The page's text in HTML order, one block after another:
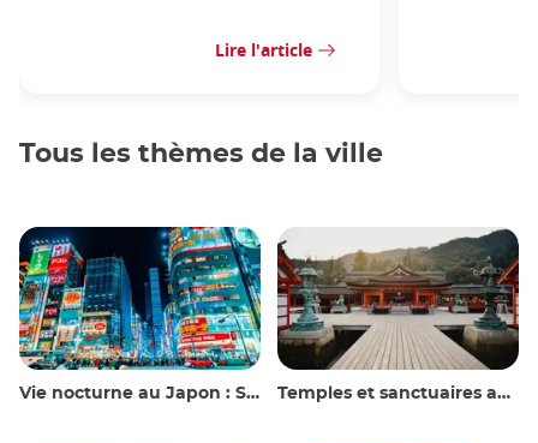
Lire l'article
Tous les thèmes de la ville
Vie nocturne au Japon : Sortir, voir et boire Temples et sanctuaires au Japon